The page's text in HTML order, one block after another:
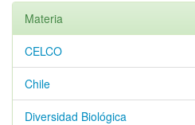
Materia
CELCO
Chile
Diversidad Biológica